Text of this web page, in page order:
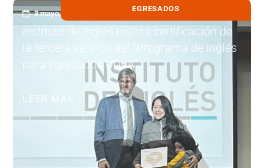
EGRESADOS
3 mayo, 2023
Instituto de Inglés realiza certificación de
la tercera versión del “Programa de Inglés
para egresados UDLA”
LEER MÁS